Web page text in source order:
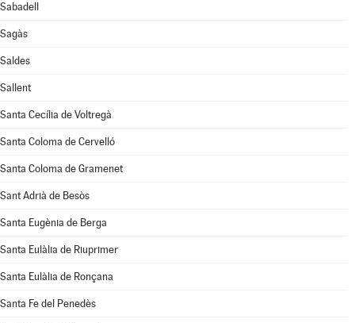
Sabadell
Sagàs
Saldes
Sallent
Santa Cecília de Voltregà
Santa Coloma de Cervelló
Santa Coloma de Gramenet
Sant Adrià de Besòs
Santa Eugènia de Berga
Santa Eulàlia de Riuprimer
Santa Eulàlia de Ronçana
Santa Fe del Penedès